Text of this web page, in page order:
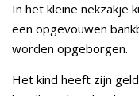
In het kleine nekzakje
een opgevouwen
worden opgeborgen.
Het kind heeft zijn